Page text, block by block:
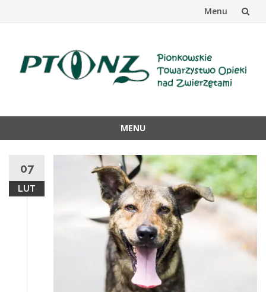
Menu
MENU
treści
07
LUT